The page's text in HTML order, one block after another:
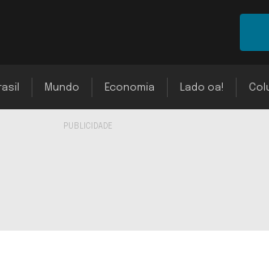
Mundo Economia Lado oa!